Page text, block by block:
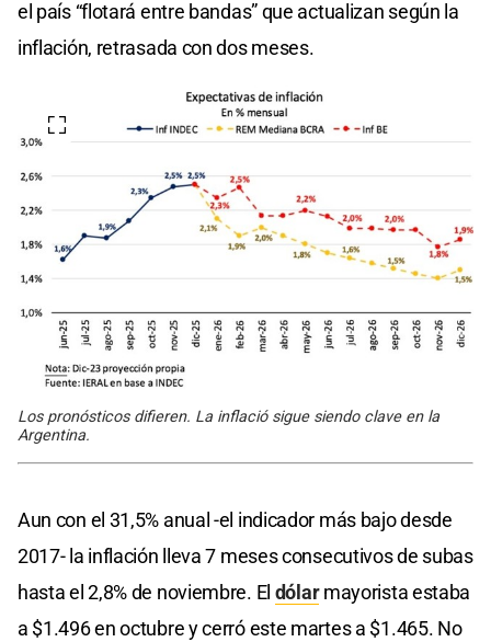
el país “flotará entre bandas” que actualizan según la
inflación, retrasada con dos meses.
Los pronósticos difieren. La inflació sigue siendo clave en la
Argentina.
Aun con el 31,5% anual -el indicador más bajo desde
2017- la inflación lleva 7 meses consecutivos de subas
hasta el 2,8% de noviembre. El dólarmayorista estaba
a $1.496 en octubre y cerró este martes a $1.465. No